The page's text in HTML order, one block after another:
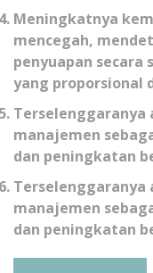
Meningkatnya
mencegah,
penyuapan
yang proporsional
manajemen
dan peningkatan
manajemen
dan peningkatan